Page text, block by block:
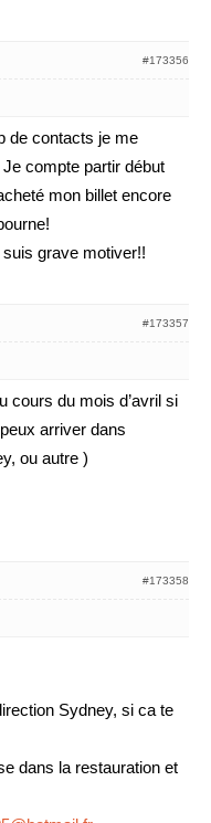
#173356
de contacts je me
compte partir début
mon billet encore
grave motiver!!
#173357
cours du mois d’avril si
arriver dans
ou autre )
#173358
Sydney, si ca te
dans la restauration et